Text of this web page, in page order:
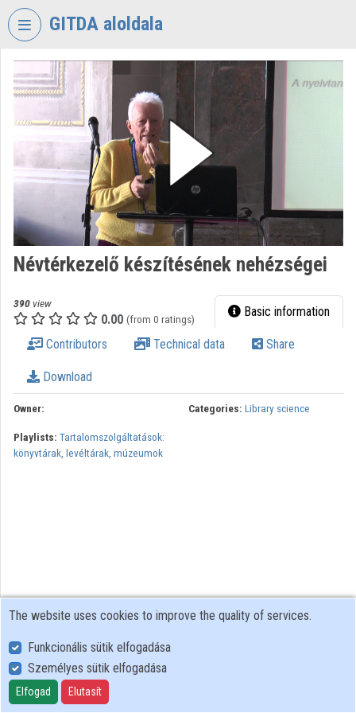
Skip header
GITDA aloldala
VIDEO TORIUM
GOVERNMENTAL
INFORMATION-
TECHNOLOGY
DEVELOPMENT
AGENCY
Organization home
Categories
Organization playlists
Névtérkezelő készítésének nehézségei
390 view
0.00 (from 0 ratings) Basic information
Contributors Technical data Share
Download
Owner: Categories: Library science
Playlists: Tartalomszolgáltatások:
könyvtárak, levéltárak, múzeumok
User Policy
Adatkezelési tájékoztató (en)
Cookie Policy
The website uses cookies to improve the quality of services.
Funkcionális sütik elfogadása
Személyes sütik elfogadása
Elfogad Elutasít